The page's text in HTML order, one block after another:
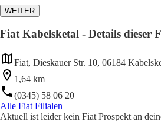
WEITER
Fiat Kabelsketal - Details dieser
Fiat, Dieskauer Str. 10, 06184
1,64 km
(0345) 58 06 20
Alle Fiat Filialen
Aktuell ist leider kein Fiat Prospekt an